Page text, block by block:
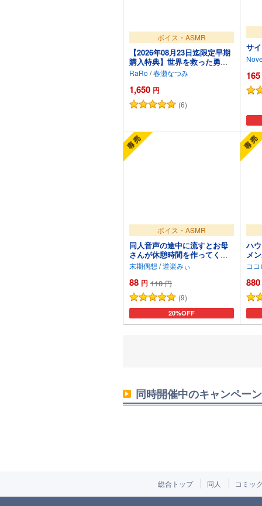
ボイス・ASMR
【2026年08月23日迄限定早期
購入特典】世界を救った勇者
と添い遂げたい『勇者よ、余
の夫にならないか?』～魔王プ
リン、主を骨抜きにしてやる
のじゃ！～【CV.春瀬なつみ】
RaRo /春瀬なつみ
1,650 円
(6)
サ
165
ボイス・ASMR
同人音声の途中に流すとお母
さんが休憩時間を作ってくれ
るボイス
末期偶想 /道楽みぃ
88 円 110 円
(9)
20%OFF
カートに追加
ハウ
メ
か
コ
880
同時開催中のキャンペーン
総合トップ 同人 コミッ